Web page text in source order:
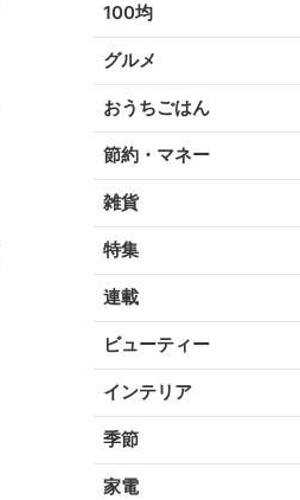
100均
グルメ
おうちごはん
節約・マネー
雑貨
特集
連載
ビューティー
インテリア
季節
家電